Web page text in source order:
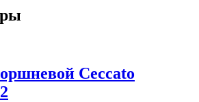
Ceccato